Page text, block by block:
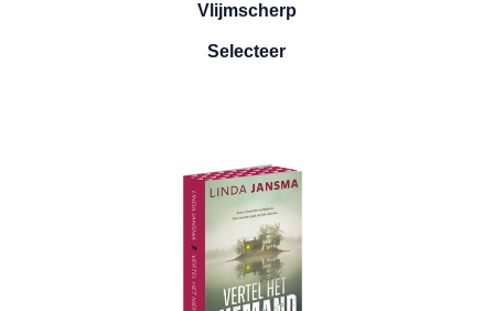
Vlijmscherp
SelecteerVlijmscherp